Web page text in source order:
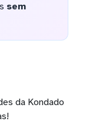
sem
da Kondado